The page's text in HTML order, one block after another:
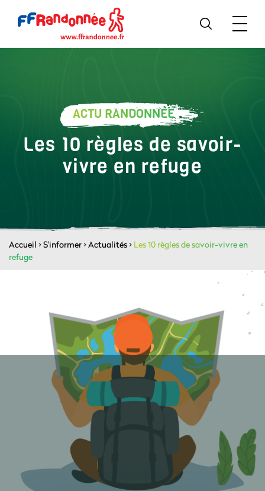
ACTU RANDONNÉE
Les 10 règles de savoir-
vivre en refuge
Accueil >S'informer>Actualités> Les 10 règles de savoir-vivre en
refuge